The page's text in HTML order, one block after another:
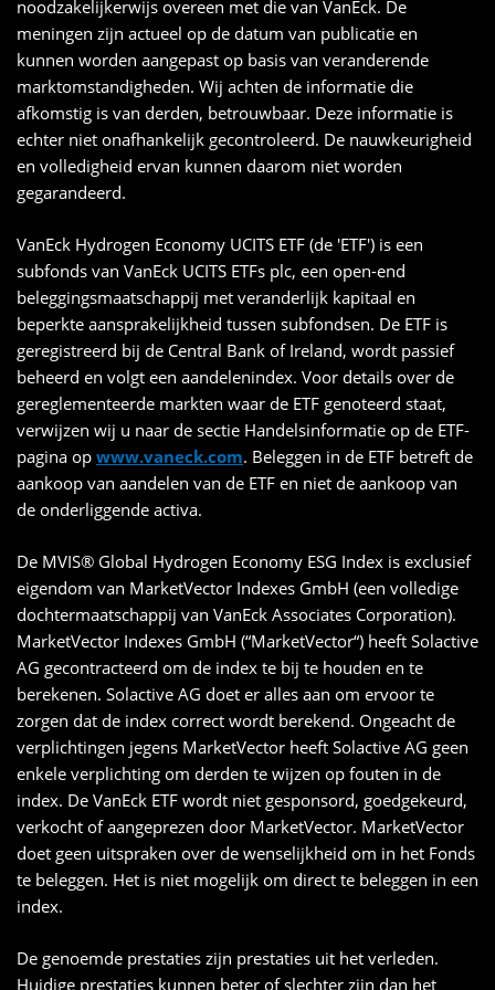
noodzakelijkerwijs overeen met die van VanEck. De
meningen zijn actueel op de datum van publicatie en
kunnen worden aangepast op basis van veranderende
marktomstandigheden. Wij achten de informatie die
afkomstig is van derden, betrouwbaar. Deze informatie is
echter niet onafhankelijk gecontroleerd. De nauwkeurigheid
en volledigheid ervan kunnen daarom niet worden
gegarandeerd.
VanEck Hydrogen Economy UCITS ETF (de 'ETF') is een
subfonds van VanEck UCITS ETFs plc, een open-end
beleggingsmaatschappij met veranderlijk kapitaal en
beperkte aansprakelijkheid tussen subfondsen. De ETF is
geregistreerd bij de Central Bank of Ireland, wordt passief
beheerd en volgt een aandelenindex. Voor details over de
gereglementeerde markten waar de ETF genoteerd staat,
verwijzen wij u naar de sectie Handelsinformatie op de ETF-
pagina op www.vaneck.com. Beleggen in de ETF betreft de
aankoop van aandelen van de ETF en niet de aankoop van
de onderliggende activa.
De MVIS® Global Hydrogen Economy ESG Index is exclusief
eigendom van MarketVector Indexes GmbH (een volledige
dochtermaatschappij van VanEck Associates Corporation).
MarketVector Indexes GmbH (“MarketVector“) heeft Solactive
AG gecontracteerd om de index te bij te houden en te
berekenen. Solactive AG doet er alles aan om ervoor te
zorgen dat de index correct wordt berekend. Ongeacht de
verplichtingen jegens MarketVector heeft Solactive AG geen
enkele verplichting om derden te wijzen op fouten in de
index. De VanEck ETF wordt niet gesponsord, goedgekeurd,
verkocht of aangeprezen door MarketVector. MarketVector
doet geen uitspraken over de wenselijkheid om in het Fonds
te beleggen. Het is niet mogelijk om direct te beleggen in een
index.
De genoemde prestaties zijn prestaties uit het verleden.
Huidige prestaties kunnen beter of slechter zijn dan het